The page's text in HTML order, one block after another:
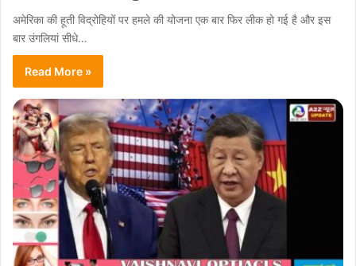
अमेरिका की हूती विद्रोहियों पर हमले की योजना एक बार फिर लीक हो गई है और इस
बार उंगलियां सीधे…
Read More »